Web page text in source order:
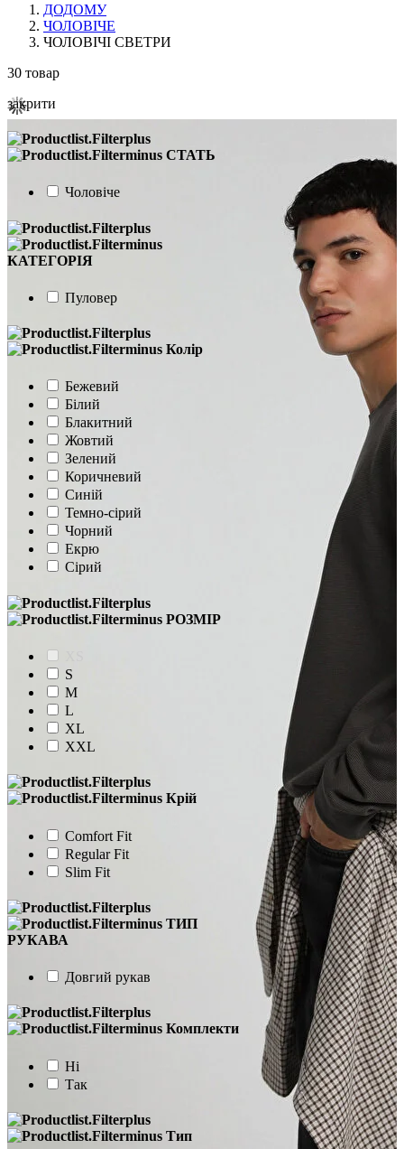
ДОДОМУ
ЧОЛОВІЧЕ
ЧОЛОВІЧІ СВЕТРИ
30 товар
закрити
СТАТЬ
Чоловіче
КАТЕГОРІЯ
Пуловер
Колір
Бежевий
Білий
Блакитний
Жовтий
Зелений
Коричневий
Синій
Темно-сірий
Чорний
Екрю
Сірий
РОЗМІР
S
M
L
XL
XXL
Крій
Comfort Fit
Regular Fit
Slim Fit
ТИП
РУКАВА
Довгий рукав
Комплекти
Ні
Так
Тип